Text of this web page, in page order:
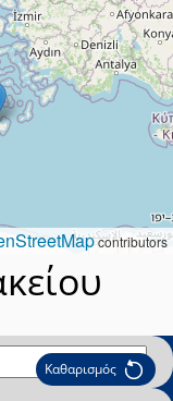
contributors
Καθαρισμός